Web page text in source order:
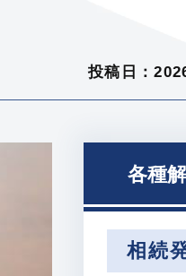
投稿日：
各種
相続